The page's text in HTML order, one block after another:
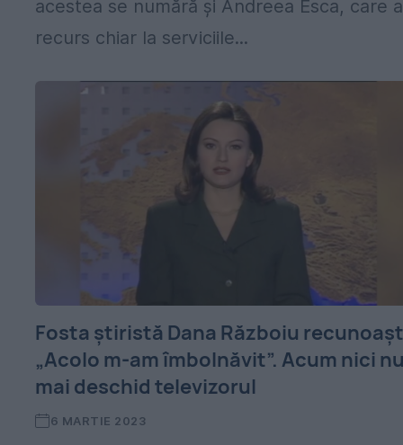
acestea se numără și Andreea Esca, care a
recurs chiar la serviciile...
Fosta știristă Dana Războiu
„Acolo m-am îmbolnăvit”. Acum nici nu
mai deschid televizorul
6 MARTIE 2023